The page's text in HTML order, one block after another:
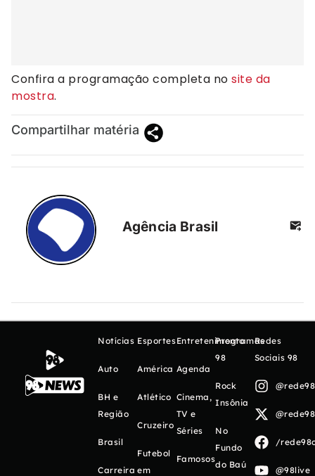
Confira a programação completa no site da
mostra.
Compartilhar matéria
Agência Brasil
Notícias
Auto
BH e
Região
Brasil
Carreira
Esportes
América
Atlético
Cruzeiro
Futebol
em
Entretenimento
Agenda
Cinema,
TV e
Séries
Famosos
Programas
98
Rock
Insônia
No
Fundo
do Baú
Redes
Sociais 98
/
@98live